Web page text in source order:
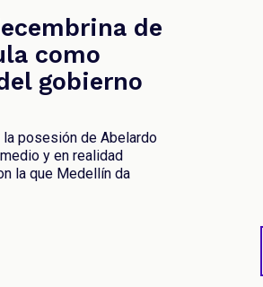
de
como
gobierno
la posesión de Abelardo
y en realidad
la que Medellín da